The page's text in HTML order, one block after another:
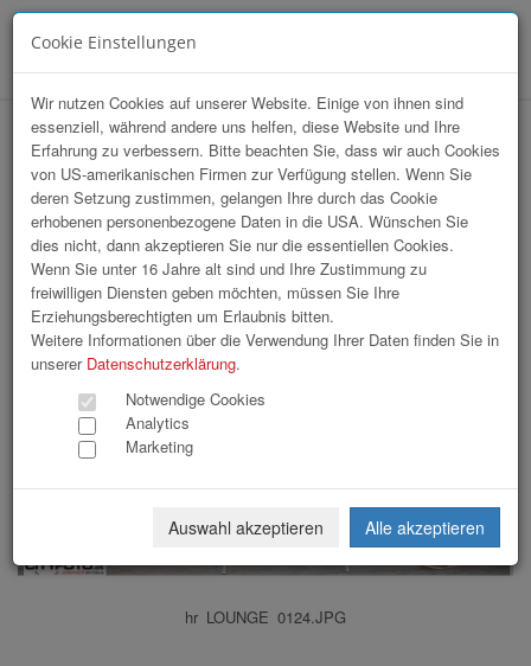
hr-lounge Sommerfest Seminarhotel
Wesenufer
hr_LOUNGE_0124.JPG
Cookie Einstellungen
Wir nutzen Cookies auf unserer Website. Einige von ihnen sind
essenziell, während andere uns helfen, diese Website und Ihre
Erfahrung zu verbessern. Bitte beachten Sie, dass wir auch Cookies
von US-amerikanischen Firmen zur Verfügung stellen. Wenn Sie
deren Setzung zustimmen, gelangen Ihre durch das Cookie
erhobenen personenbezogene Daten in die USA. Wünschen Sie
dies nicht, dann akzeptieren Sie nur die essentiellen Cookies.
Wenn Sie unter 16 Jahre alt sind und Ihre Zustimmung zu
freiwilligen Diensten geben möchten, müssen Sie Ihre
Erziehungsberechtigten um Erlaubnis bitten.
Weitere Informationen über die Verwendung Ihrer Daten finden Sie in
unserer Datenschutzerklärung.
Notwendige Cookies
Analytics
Marketing
Auswahl akzeptieren Alle akzeptieren